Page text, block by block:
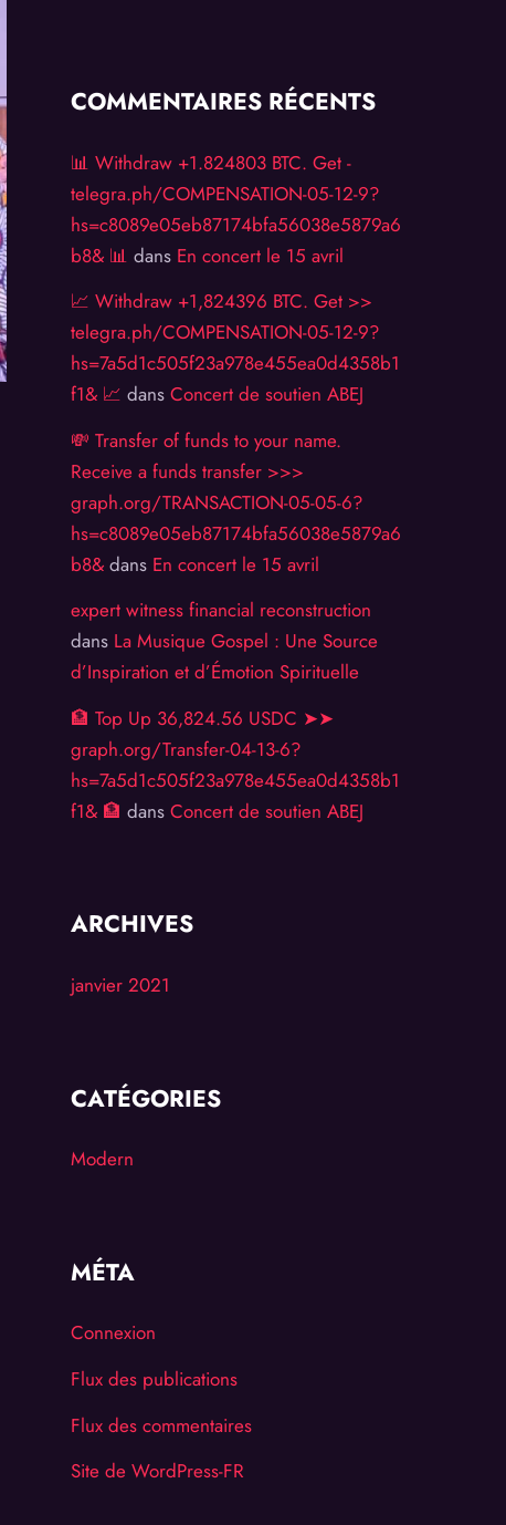
COMMENTAIRES RÉCENTS
📊 Withdraw +1.824803 BTC. Get -
telegra.ph/COMPENSATION-05-12-9?
hs=c8089e05eb87174bfa56038e5879a6
b8& 📊 dans En concert le 15 avril
📈 Withdraw +1,824396 BTC. Get >>
telegra.ph/COMPENSATION-05-12-9?
hs=7a5d1c505f23a978e455ea0d4358b1
f1& 📈 dansConcert de soutien ABEJ
💸 Transfer of funds to your name.
Receive a funds transfer >>>
graph.org/TRANSACTION-05-05-6?
hs=c8089e05eb87174bfa56038e5879a6
b8& dans En concert le 15 avril
expert witness financial reconstruction
dans La Musique Gospel : Une Source
d’Inspiration et d’Émotion Spirituelle
🏦 Top Up 36,824.56 USDC ➤➤
graph.org/Transfer-04-13-6?
hs=7a5d1c505f23a978e455ea0d4358b1
f1& 🏦 dansConcert de soutien ABEJ
ARCHIVES
janvier 2021
CATÉGORIES
Modern
MÉTA
Connexion
Flux des publications
Flux des commentaires
Site de WordPress-FR